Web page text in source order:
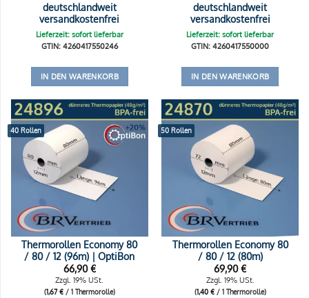
deutschlandweit
versandkostenfrei
Lieferzeit: sofort lieferbar
GTIN: 4260417550246
IN DEN WARENKORB
deutschlandweit
versandkostenfrei
Lieferzeit: sofort lieferbar
GTIN: 4260417550000
IN DEN WARENKORB
40 Rollen
Thermorollen Economy 80
/ 80 / 12 (96m) | OptiBon
66,90€
Zzgl. 19% USt.
(1,67€/ 1 Thermorolle)
50 Rollen
Thermorollen Economy 80
/ 80 / 12 (80m)
69,90€
Zzgl. 19% USt.
(1,40 €/ 1 Thermorolle)